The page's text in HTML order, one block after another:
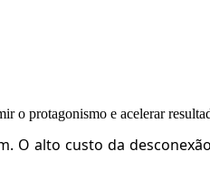
o protagonismo e acelerar
O alto custo da